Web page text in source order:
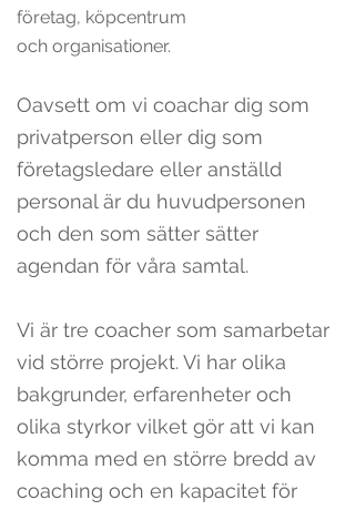
företag, köpcentrum
och organisationer.
Oavsett om vi coachar dig som
privatperson eller dig som
företagsledare eller anställd
personal är du huvudpersonen
och den som sätter sätter
agendan för våra samtal.
Vi är tre coacher som samarbetar
vid större projekt. Vi har olika
bakgrunder, erfarenheter och
olika styrkor vilket gör att vi kan
komma med en större bredd av
coaching och en kapacitet för